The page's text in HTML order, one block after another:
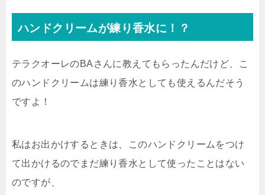
ハンドクリームが練り香水に！？
テラクオーレのBAさんに教えてもらったんだけど、こ
のハンドクリームは練り香水としても使えるんだそう
ですよ！
私はお出かけするときは、このハンドクリームをつけ
て出かけるのでまだ練り香水として使ったことはない
のですが、